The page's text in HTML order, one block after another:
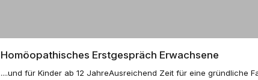
Homöopathisches Erstgespräch Erwachsene
....und für Kinder ab 12 JahreAusreichend Zeit für eine gründliche